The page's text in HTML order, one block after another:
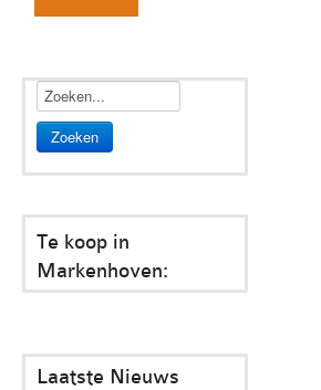
Zoeken
Te koop in
Markenhoven:
Laatste Nieuws